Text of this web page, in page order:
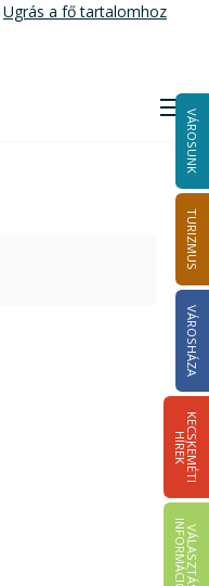
Ugrás a fő tartalomhoz
VÁROSUNK
TURIZMUS
VÁROSHÁZA
K
E
C
S
K
E
M
É
T
I
HÍ
R
E
K
V
Á
L
A
S
Z
T
Á
S
I
IN
F
O
R
M
Á
C
I
Ó
K
22